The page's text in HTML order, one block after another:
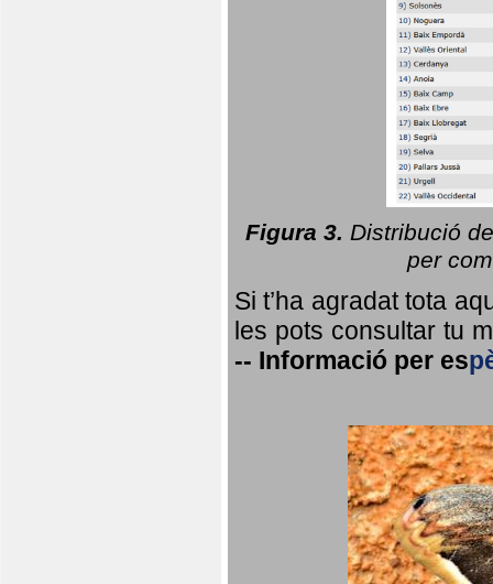
Figura 3. Distribució
per
Si t’ha agradat tota
les pots consultar tu
-- Informació per es